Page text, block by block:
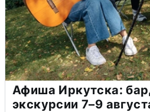
Афиша Иркутска:
экскурсии 7–9